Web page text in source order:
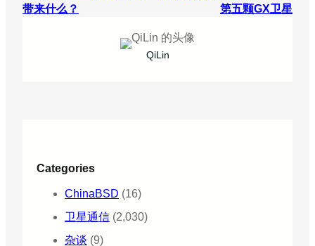
带来什么？
第五颗GX卫星
QiLin
Categories
ChinaBSD (16)
卫星通信 (2,030)
杂谈 (9)